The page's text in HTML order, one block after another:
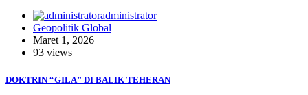
administrator
Geopolitik Global
Maret 1, 2026
93 views
DOKTRIN “GILA” DI BALIK TEHERAN